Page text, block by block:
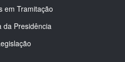
em Tramitação
da Presidência